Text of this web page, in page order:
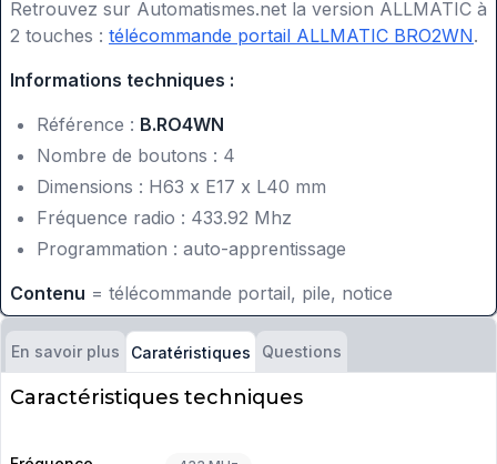
Retrouvez sur Automatismes.net la version ALLMATIC à
2 touches : télécommande portail ALLMATIC BRO2WN.
Informations techniques :
Référence : B.RO4WN
Nombre de boutons : 4
Dimensions : H63 x E17 x L40 mm
Fréquence radio : 433.92 Mhz
Programmation : auto-apprentissage
Contenu = télécommande portail, pile, notice
En savoir plus Caratéristiques Questions
Caractéristiques techniques